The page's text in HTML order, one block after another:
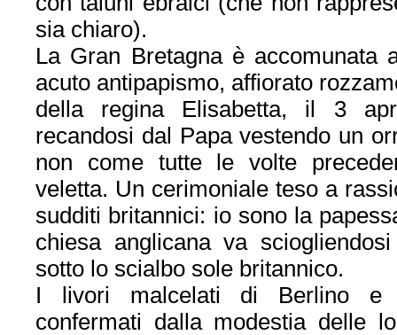
sia chiaro).
La Gran Bretagna è accomunata
acuto antipapismo, affiorato
della regina Elisabetta, il 3
recandosi dal Papa vestendo un
non come tutte le volte
veletta. Un cerimoniale teso a
sudditi britannici: io sono la
chiesa anglicana va
sotto lo scialbo sole britannico.
I livori malcelati di Berlino e
confermati dalla modestia delle